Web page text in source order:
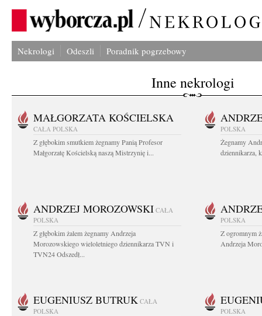
Nekrologi Odeszli Poradnik pogrzebowy
Inne nekrologi
MAŁGORZATA KOŚCIELSKA
CAŁA POLSKA
Z głębokim smutkiem żegnamy Panią Profesor
Małgorzatę Kościelską naszą Mistrzynię i...
POLSKA
Żegnamy
dziennikarza,
ANDRZEJ MOROZOWSKI CAŁA
POLSKA
Z głębokim żalem żegnamy Andrzeja
Morozowskiego wieloletniego dziennikarza TVN i
TVN24 Odszedł...
POLSKA
Z ogromnym
Andrzeja
EUGENIUSZ BUTRUK CAŁA
POLSKA
POLSKA